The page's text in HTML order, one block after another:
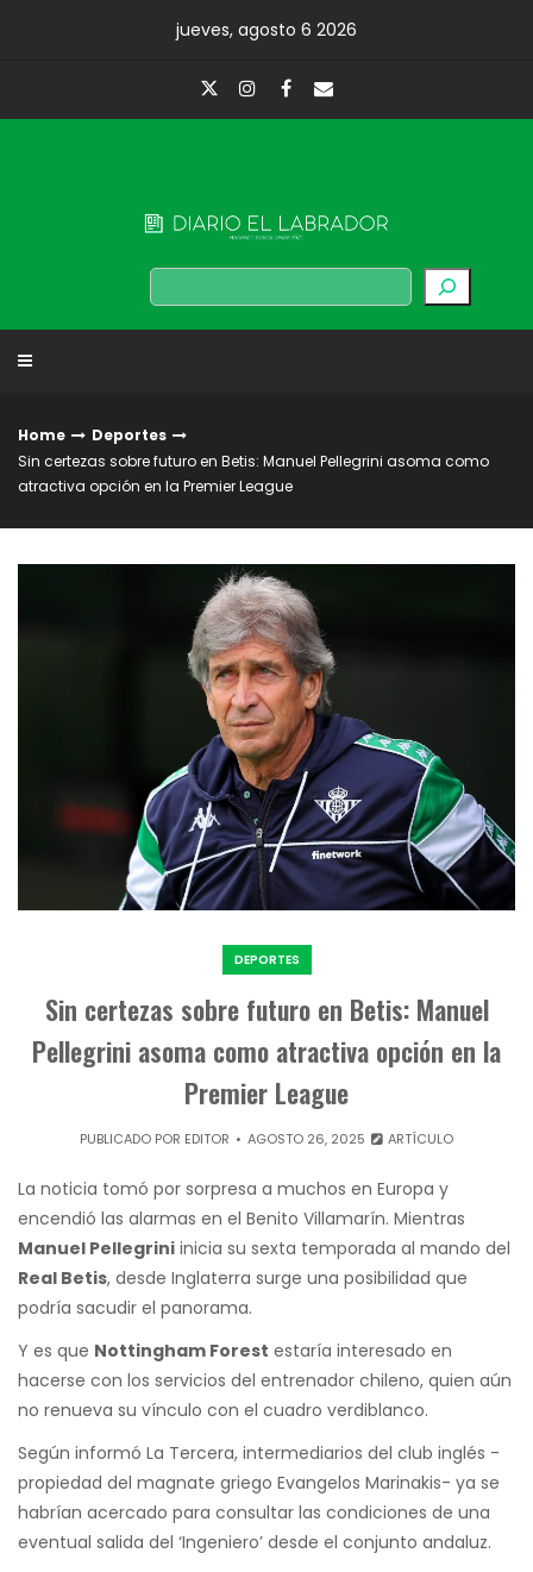
jueves, agosto 6 2026
Buscar
Home
Deportes
Sin certezas sobre futuro en Betis: Manuel Pellegrini asoma como
atractiva opción en la Premier League
DEPORTES
Sin certezas sobre futuro en Betis: Manuel
Pellegrini asoma como atractiva opción en la
Premier League
PUBLICADO POR EDITOR AGOSTO 26, 2025 ARTÍCULO
La noticia tomó por sorpresa a muchos en Europa y
encendió las alarmas en el Benito Villamarín. Mientras
Manuel Pellegrini inicia su sexta temporada al mando del
Real Betis, desde Inglaterra surge una posibilidad que
podría sacudir el panorama.
Y es que Nottingham Forest estaría interesado en
hacerse con los servicios del entrenador chileno, quien aún
no renueva su vínculo con el cuadro verdiblanco.
Según informó La Tercera, intermediarios del club inglés -
propiedad del magnate griego Evangelos Marinakis- ya se
habrían acercado para consultar las condiciones de una
eventual salida del ‘Ingeniero’ desde el conjunto andaluz.